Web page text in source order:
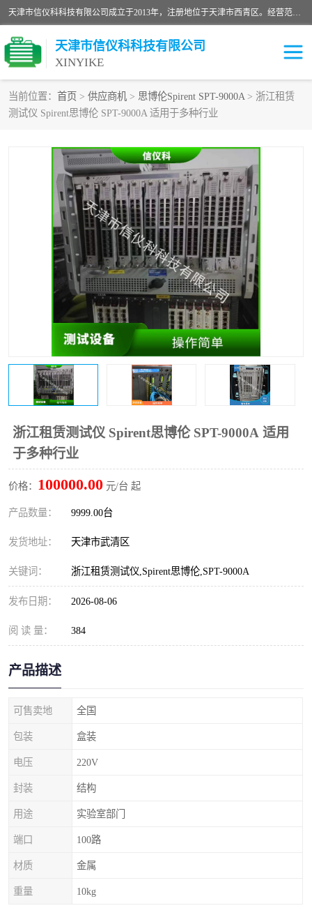
天津市信仪科科技有限公司成立于2013年，注册地位于天津市西青区。经营范围包括计算机软件、电子产品、仪器技术开发、技术转让、技术咨询、技术服务、网络工程、电子监控工程安装等；主要产品有：网络流量测试仪、Ixia XM2、XM12、XGS2、XGS12、400T、1600T、X16网络协议分析仪，Agilent N2X 等等各种型号，欢迎来电咨询。
天津市信仪科科技有限公司
XINYIKE
当前位置： 首页 > 供应商机 > 思博伦Spirent SPT-9000A > 浙江租赁
测试仪 Spirent思博伦 SPT-9000A 适用于多种行业
浙江租赁测试仪 Spirent思博伦 SPT-9000A 适用
于多种行业
价格： 100000.00 元/台 起
产品数量： 9999.00台
发货地址： 天津市武清区
关键词： 浙江租赁测试仪,Spirent思博伦,SPT-9000A
发布日期： 2026-08-06
阅 读 量： 384
产品描述
可售卖地 全国
包装 盒装
电压 220V
封装 结构
用途 实验室部门
端口 100路
材质 金属
重量 10kg
思博伦Spirent C50 思博伦Spirent C1
思博伦Spirent C100 思博伦Spirent N4U
思博伦Spirent N11U 思博伦Spirent SPT-2U
思博伦600B 思博伦SPT-2000A-HS
思博伦Spirent SPT-3U 思博伦TestCenter
发包仪IXIA XGS2 思博伦Spirent SPT-9000A